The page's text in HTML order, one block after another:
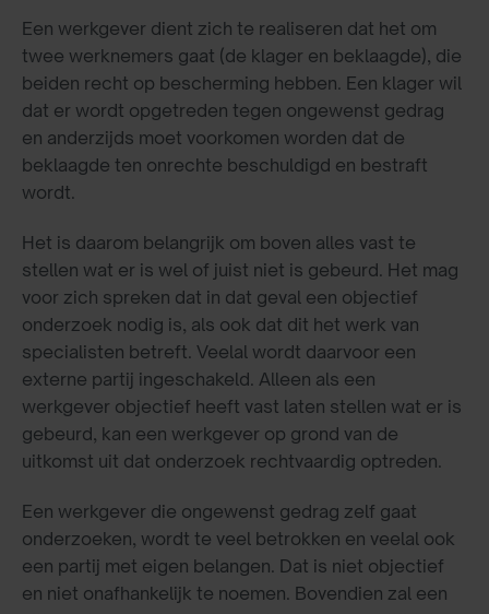
Een werkgever dient zich te realiseren dat het om
twee werknemers gaat (de klager en beklaagde), die
beiden recht op bescherming hebben. Een klager wil
dat er wordt opgetreden tegen ongewenst gedrag
en anderzijds moet voorkomen worden dat de
beklaagde ten onrechte beschuldigd en bestraft
wordt.
Het is daarom belangrijk om boven alles vast te
stellen wat er is wel of juist niet is gebeurd. Het mag
voor zich spreken dat in dat geval een objectief
onderzoek nodig is, als ook dat dit het werk van
specialisten betreft. Veelal wordt daarvoor een
externe partij ingeschakeld. Alleen als een
werkgever objectief heeft vast laten stellen wat er is
gebeurd, kan een werkgever op grond van de
uitkomst uit dat onderzoek rechtvaardig optreden.
Een werkgever die ongewenst gedrag zelf gaat
onderzoeken, wordt te veel betrokken en veelal ook
een partij met eigen belangen. Dat is niet objectief
en niet onafhankelijk te noemen. Bovendien zal een